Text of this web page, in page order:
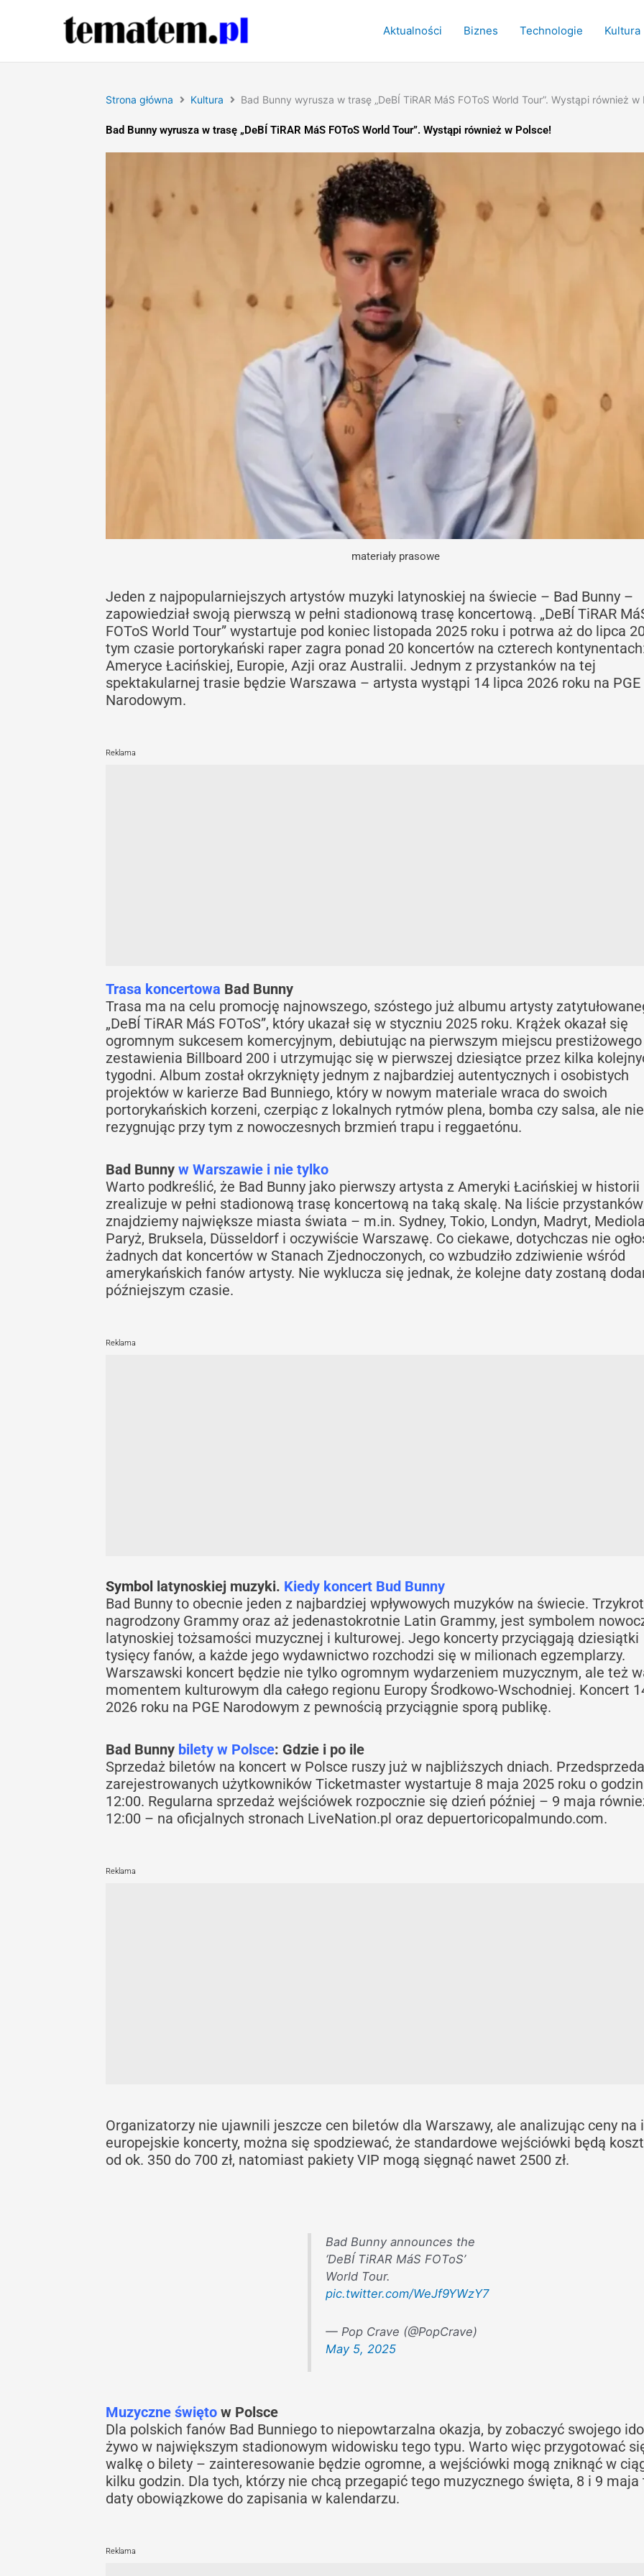
Aktualności Biznes Technologie Kultura
Strona główna Kultura Bad Bunny wyrusza w trasę „DeBÍ TiRAR MáS FOToS World Tour”. Wystąpi również w
Bad Bunny wyrusza w trasę „DeBÍ TiRAR MáS FOToS World Tour”. Wystąpi również w Polsce!
materiały prasowe
Jeden z najpopularniejszych artystów muzyki latynoskiej na świecie – Bad Bunny –
zapowiedział swoją pierwszą w pełni stadionową trasę koncertową. „DeBÍ TiRAR
FOToS World Tour” wystartuje pod koniec listopada 2025 roku i potrwa aż do lipca
tym czasie portorykański raper zagra ponad 20 koncertów na czterech
Ameryce Łacińskiej, Europie, Azji oraz Australii. Jednym z przystanków na tej
spektakularnej trasie będzie Warszawa – artysta wystąpi 14 lipca 2026 roku na PGE
Narodowym.
Reklama
Trasa koncertowa Bad Bunny
Trasa ma na celu promocję najnowszego, szóstego już albumu artysty
„DeBÍ TiRAR MáS FOToS”, który ukazał się w styczniu 2025 roku. Krążek okazał się
ogromnym sukcesem komercyjnym, debiutując na pierwszym miejscu prestiżowego
zestawienia Billboard 200 i utrzymując się w pierwszej dziesiątce przez kilka
tygodni. Album został okrzyknięty jednym z najbardziej autentycznych i osobistych
projektów w karierze Bad Bunniego, który w nowym materiale wraca do swoich
portorykańskich korzeni, czerpiąc z lokalnych rytmów plena, bomba czy salsa, ale nie
rezygnując przy tym z nowoczesnych brzmień trapu i reggaetónu.
Bad Bunny w Warszawie i nie tylko
Warto podkreślić, że Bad Bunny jako pierwszy artysta z Ameryki Łacińskiej w historii
zrealizuje w pełni stadionową trasę koncertową na taką skalę. Na liście
znajdziemy największe miasta świata – m.in. Sydney, Tokio, Londyn, Madryt,
Paryż, Bruksela, Düsseldorf i oczywiście Warszawę. Co ciekawe, dotychczas nie
żadnych dat koncertów w Stanach Zjednoczonych, co wzbudziło zdziwienie wśród
amerykańskich fanów artysty. Nie wyklucza się jednak, że kolejne daty zostaną
późniejszym czasie.
Reklama
Symbol latynoskiej muzyki. Kiedy koncert Bud Bunny
Bad Bunny to obecnie jeden z najbardziej wpływowych muzyków na świecie.
nagrodzony Grammy oraz aż jedenastokrotnie Latin Grammy, jest symbolem
latynoskiej tożsamości muzycznej i kulturowej. Jego koncerty przyciągają dziesiątki
tysięcy fanów, a każde jego wydawnictwo rozchodzi się w milionach egzemplarzy.
Warszawski koncert będzie nie tylko ogromnym wydarzeniem muzycznym, ale też
momentem kulturowym dla całego regionu Europy Środkowo-Wschodniej. Koncert
2026 roku na PGE Narodowym z pewnością przyciągnie sporą publikę.
Bad Bunny bilety w Polsce: Gdzie i po ile
Sprzedaż biletów na koncert w Polsce ruszy już w najbliższych dniach.
zarejestrowanych użytkowników Ticketmaster wystartuje 8 maja 2025 roku o
12:00. Regularna sprzedaż wejściówek rozpocznie się dzień później – 9 maja
12:00 – na oficjalnych stronach LiveNation.pl oraz depuertoricopalmundo.com.
Reklama
Organizatorzy nie ujawnili jeszcze cen biletów dla Warszawy, ale analizując ceny na
europejskie koncerty, można się spodziewać, że standardowe wejściówki będą
od ok. 350 do 700 zł, natomiast pakiety VIP mogą sięgnąć nawet 2500 zł.
Bad Bunny announces the
‘DeBÍ TiRAR MáS FOToS’
World Tour.
pic.twitter.com/WeJf9YWzY7
— Pop Crave (@PopCrave)
May 5, 2025
Muzyczne święto w Polsce
Dla polskich fanów Bad Bunniego to niepowtarzalna okazja, by zobaczyć swojego
żywo w największym stadionowym widowisku tego typu. Warto więc przygotować
walkę o bilety – zainteresowanie będzie ogromne, a wejściówki mogą zniknąć w
kilku godzin. Dla tych, którzy nie chcą przegapić tego muzycznego święta, 8 i 9 maja
daty obowiązkowe do zapisania w kalendarzu.
Reklama